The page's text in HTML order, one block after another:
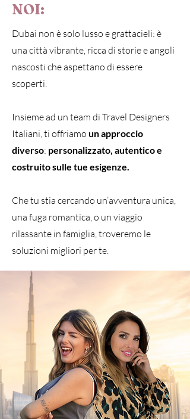
NOI:
Dubai non è solo lusso e grattacieli: è
una città vibrante, ricca di storie e angoli
nascosti che aspettano di essere
scoperti.
Insieme ad un team di Travel Designers
Italiani, ti offriamo un approccio
diverso: personalizzato, autentico e
costruito sulle tue esigenze.
Che tu stia cercando un’avventura unica,
una fuga romantica, o un viaggio
rilassante in famiglia, troveremo le
soluzioni migliori per te.